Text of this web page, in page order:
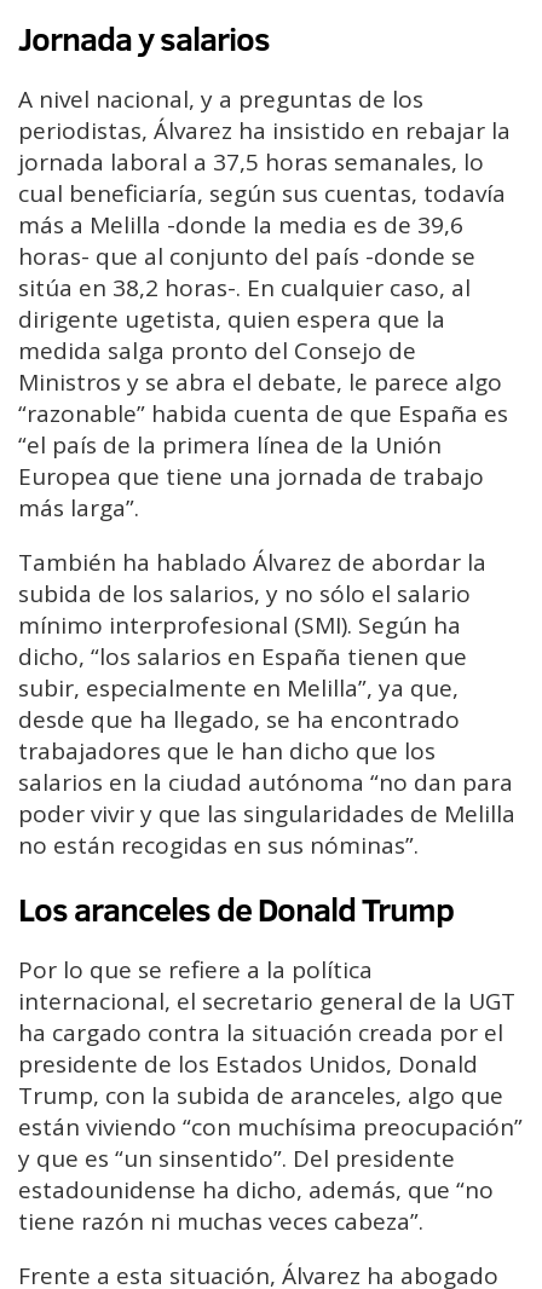
Jornada y salarios
A nivel nacional, y a preguntas de los
periodistas, Álvarez ha insistido en rebajar la
jornada laboral a 37,5 horas semanales, lo
cual beneficiaría, según sus cuentas, todavía
más a Melilla -donde la media es de 39,6
horas- que al conjunto del país -donde se
sitúa en 38,2 horas-. En cualquier caso, al
dirigente ugetista, quien espera que la
medida salga pronto del Consejo de
Ministros y se abra el debate, le parece algo
“razonable” habida cuenta de que España es
“el país de la primera línea de la Unión
Europea que tiene una jornada de trabajo
más larga”.
También ha hablado Álvarez de abordar la
subida de los salarios, y no sólo el salario
mínimo interprofesional (SMI). Según ha
dicho, “los salarios en España tienen que
subir, especialmente en Melilla”, ya que,
desde que ha llegado, se ha encontrado
trabajadores que le han dicho que los
salarios en la ciudad autónoma “no dan para
poder vivir y que las singularidades de Melilla
no están recogidas en sus nóminas”.
Los aranceles de Donald Trump
Por lo que se refiere a la política
internacional, el secretario general de la UGT
ha cargado contra la situación creada por el
presidente de los Estados Unidos, Donald
Trump, con la subida de aranceles, algo que
están viviendo “con muchísima preocupación”
y que es “un sinsentido”. Del presidente
estadounidense ha dicho, además, que “no
tiene razón ni muchas veces cabeza”.
Frente a esta situación, Álvarez ha abogado